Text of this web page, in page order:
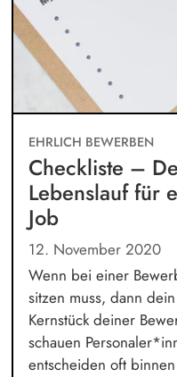
EHRLICH BEWERBEN
Checkliste –
Lebenslauf für
Job
12. November 2020
Wenn bei einer
sitzen muss, dann
Kernstück deiner
schauen
entscheiden oft